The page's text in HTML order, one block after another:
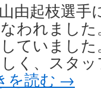
由起枝選手
われまし
ていまし
く、スタ
を読む →